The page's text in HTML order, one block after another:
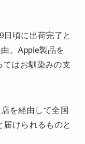
頃に出荷完了と
。Apple製品を
てはお馴染みの支
を経由して全国
けられるものと